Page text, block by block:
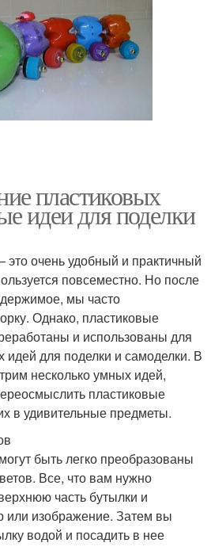
пластиковых
идеи для поделки
это очень удобный и практичный
повсеместно. Но после
мы часто
Однако, пластиковые
и использованы для
идей для поделки и самоделки. В
несколько умных идей,
пластиковые
в удивительные предметы.
быть легко преобразованы
Все, что вам нужно
часть бутылки и
или изображение. Затем вы
водой и посадить в нее